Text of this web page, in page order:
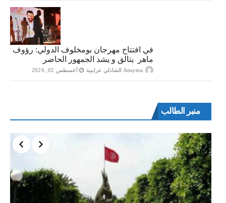
في افتتاح مهرجان بومخلوف الدولي: رؤوف
ماهر يتالق و يشد الجمهور الحاضر
Attayma الشاذلي عرايبية أغسطس 02, 2026
منبر الطالب